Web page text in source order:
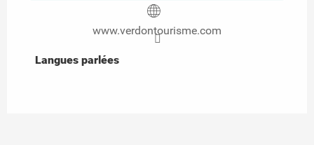
www.verdontourisme.com
Langues parlées
Langues parlées